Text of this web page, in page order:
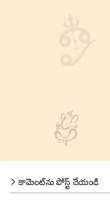
కామెంట్‌ను పోస్ట్ చేయండి